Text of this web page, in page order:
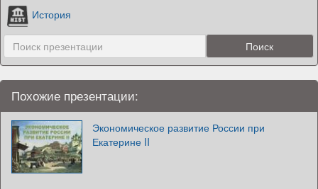
История
Похожие презентации:
Экономическое развитие России при
Екатерине II